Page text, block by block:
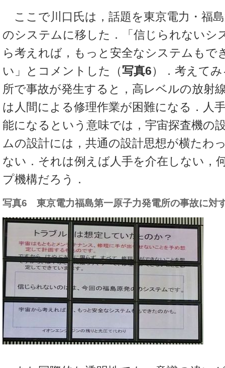
ここで川口氏は，話題を東京電力・福
のシステムに移した．「信じられないシ
ら考えれば，もっと安全なシステムもで
い」とコメントした（写真6）．考えて
所で事故が発生すると，高レベルの放射
は人間による修理作業が困難になる．人
能になるという意味では，宇宙探査機の
ムの設計には，共通の設計思想が横たわ
ない．それは例えば人手を介在しない，
プ機構だろう．
写真6 東京電力福島第一原子力発電所の事故に対